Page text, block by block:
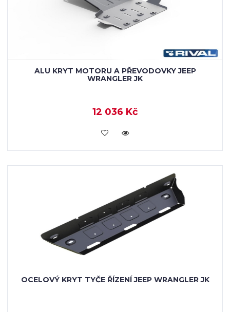
ALU KRYT MOTORU A PŘEVODOVKY JEEP
WRANGLER JK
12 036 Kč
KOUPIT
OCELOVÝ KRYT TYČE ŘÍZENÍ JEEP WRANGLER JK